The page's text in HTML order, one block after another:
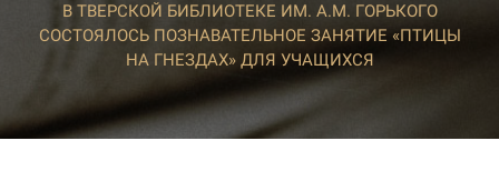
В ТВЕРСКОЙ БИБЛИОТЕКЕ ИМ. А.М. ГОРЬКОГО
СОСТОЯЛОСЬ ПОЗНАВАТЕЛЬНОЕ ЗАНЯТИЕ «ПТИЦЫ
НА ГНЕЗДАХ» ДЛЯ УЧАЩИХСЯ